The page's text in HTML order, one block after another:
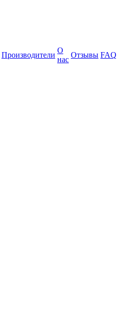
Производители
О
нас
Отзывы FAQ